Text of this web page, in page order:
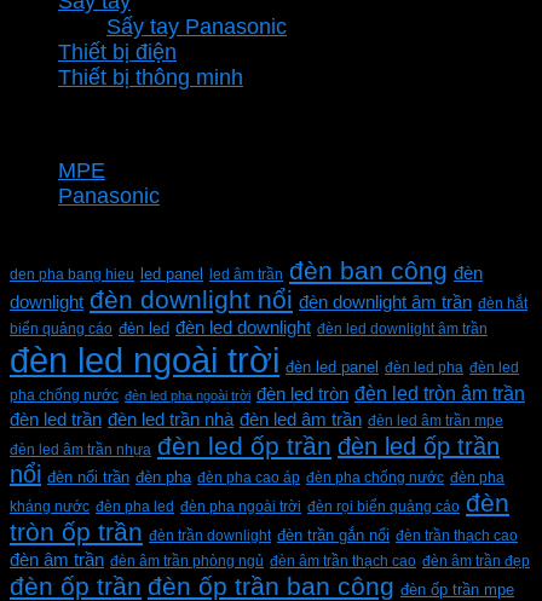
Sấy tay Panasonic
Thiết bị điện
Thiết bị thông minh
MPE
Panasonic
den pha bang hieu led panel led âm trần đèn ban công đèn
downlight đèn downlight nổi đèn downlight âm trần đèn hắt
biển quảng cáo đèn led đèn led downlight đèn led downlight âm trần
đèn led ngoài trời đèn led panel đèn led pha đèn led
pha chống nước đèn led pha ngoài trời đèn led tròn đèn led tròn âm trần
đèn led trần đèn led trần nhà đèn led âm trần đèn led âm trần mpe
đèn led âm trần nhựa đèn led ốp trần đèn led ốp trần
nổi đèn nổi trần đèn pha đèn pha cao áp đèn pha chống nước đèn pha
kháng nước đèn pha led đèn pha ngoài trời đèn rọi biển quảng cáo đèn
tròn ốp trần đèn trần downlight đèn trần gắn nổi đèn trần thạch cao
đèn âm trần đèn âm trần phòng ngủ đèn âm trần thạch cao đèn âm trần đẹp
đèn ốp trần đèn ốp trần ban công đèn ốp trần mpe